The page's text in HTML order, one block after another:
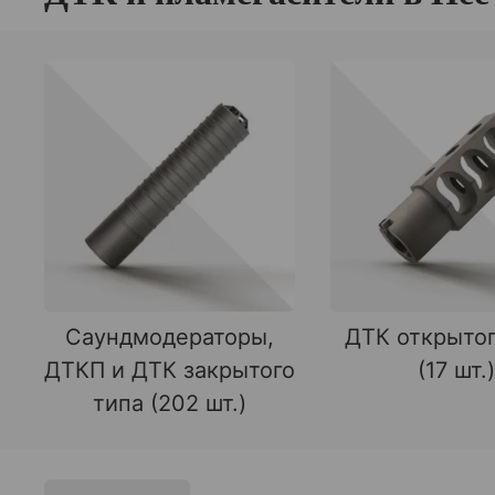
Саундмодераторы,
ДТКП и ДТК закрытого
типа (202 шт.)
ДТК
(17 шт.)